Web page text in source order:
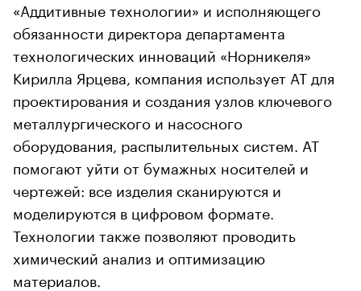
«Аддитивные технологии» и исполняющего
обязанности директора департамента
технологических инноваций «Норникеля»
Кирилла Ярцева, компания использует АТ для
проектирования и создания узлов ключевого
металлургического и насосного
оборудования, распылительных систем. АТ
помогают уйти от бумажных носителей и
чертежей: все изделия сканируются и
моделируются в цифровом формате.
Технологии также позволяют проводить
химический анализ и оптимизацию
материалов.